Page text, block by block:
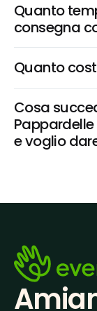
Quanto
consegna
Quanto
Cosa
e voglio